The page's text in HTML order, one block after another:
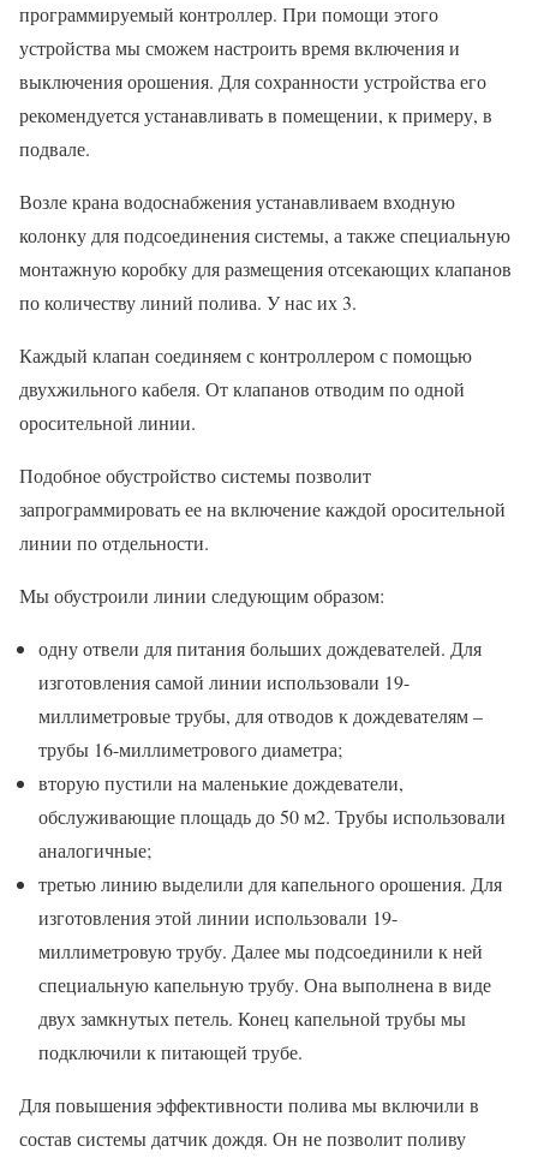
программируемый контроллер. При помощи этого
устройства мы сможем настроить время включения и
выключения орошения. Для сохранности устройства его
рекомендуется устанавливать в помещении, к примеру, в
подвале.
Возле крана водоснабжения устанавливаем входную
колонку для подсоединения системы, а также специальную
монтажную коробку для размещения отсекающих клапанов
по количеству линий полива. У нас их 3.
Каждый клапан соединяем с контроллером с помощью
двухжильного кабеля. От клапанов отводим по одной
оросительной линии.
Подобное обустройство системы позволит
запрограммировать ее на включение каждой оросительной
линии по отдельности.
Мы обустроили линии следующим образом:
одну отвели для питания больших дождевателей. Для
изготовления самой линии использовали 19-
миллиметровые трубы, для отводов к дождевателям –
трубы 16-миллиметрового диаметра;
вторую пустили на маленькие дождеватели,
обслуживающие площадь до 50 м2. Трубы использовали
аналогичные;
третью линию выделили для капельного орошения. Для
изготовления этой линии использовали 19-
миллиметровую трубу. Далее мы подсоединили к ней
специальную капельную трубу. Она выполнена в виде
двух замкнутых петель. Конец капельной трубы мы
подключили к питающей трубе.
Для повышения эффективности полива мы включили в
состав системы датчик дождя. Он не позволит поливу